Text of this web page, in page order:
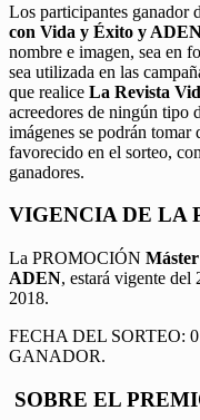
Los participantes ganador
con Vida y Éxito y
nombre e imagen, sea en
sea utilizada en las
que realice La Revista
acreedores de ningún tipo
imágenes se podrán tomar
favorecido en el sorteo,
ganadores.
VIGENCIA DE LA
La PROMOCIÓN
ADEN, estará vigente del
2018.
FECHA DEL SORTEO:
GANADOR.
SOBRE EL